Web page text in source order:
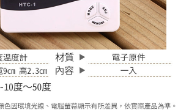
份有限公司提供之「AFTEE先享後付」服務完成之交
範圍內提供個人資料，並將交易相關給付款項請求債
限公司。
事宜，請瀏覽以下網址：
事先徵得法定代理人或監護人之同意方可使用
若未經同意申辦者引起之損失，本公司不負相關責
後付」時，將依據個別帳號之用戶狀況，依本公司即
額度；若仍有額度不足之情形，本公司將視審查結果
含以上)免運費